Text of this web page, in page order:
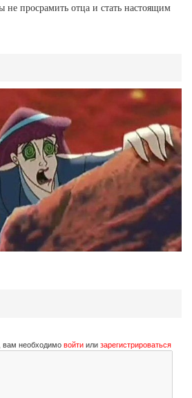
не просрамить отца и стать настоящим
вам необходимо войти или зарегистрироваться